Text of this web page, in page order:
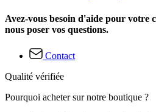
Avez-vous besoin d'aide pour votre
nous poser vos questions.
Contact
Qualité vérifiée
Pourquoi acheter sur notre boutique ?